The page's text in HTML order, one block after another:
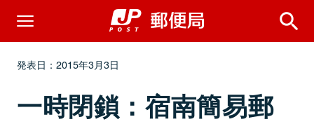
発表日：2015年3月3日
一時閉鎖：宿南簡易郵